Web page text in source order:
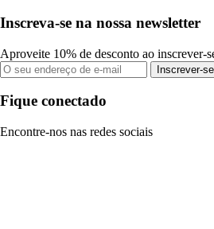
Inscreva-se na nossa newsletter
Aproveite 10% de desconto ao inscrever-
Inscrever-se
Fique conectado
Encontre-nos nas redes sociais